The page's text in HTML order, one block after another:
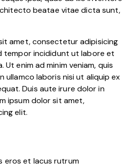
beatae vitae dicta sunt,
amet, consectetur adipisicing
tempor incididunt ut labore et
Ut enim ad minim veniam, quis
laboris nisi ut aliquip ex
Duis aute irure dolor in
ipsum dolor sit amet,
elit.
eros et lacus rutrum